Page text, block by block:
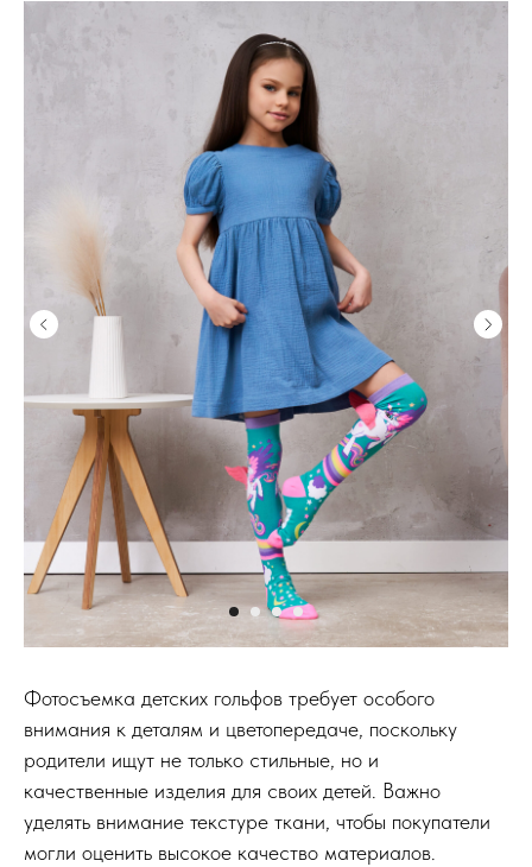
Фотосъемка детских гольфов требует особого
внимания к деталям и цветопередаче, поскольку
родители ищут не только стильные, но и
качественные изделия для своих детей. Важно
уделять внимание текстуре ткани, чтобы покупатели
могли оценить высокое качество материалов.